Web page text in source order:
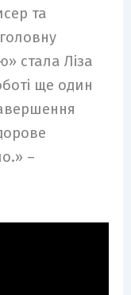
та
стала Ліза
ще один
–